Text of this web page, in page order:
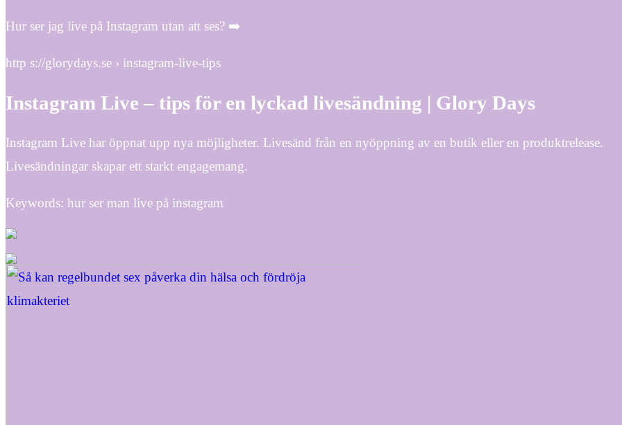
Hur ser jag live på Instagram utan att ses? ➡️
http s://glorydays.se › instagram-live-tips
Instagram Live – tips för en lyckad livesändning | Glory Days
Instagram Live har öppnat upp nya möjligheter. Livesänd från en nyöppning av en butik eller en produktrelease.
Livesändningar skapar ett starkt engagemang.
Keywords: hur ser man live på instagram